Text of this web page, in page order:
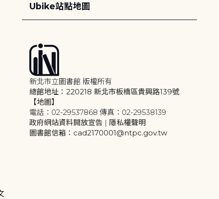
Ubike站點地圖
新北市立圖書館 版權所有
總館地址：220218 新北市板橋區貴興路139號
【地圖】
電話：02-29537868 傳真：02-29538139
政府網站資料開放宣告 | 隱私權聲明
圖書館信箱：cad2170001@ntpc.gov.tw